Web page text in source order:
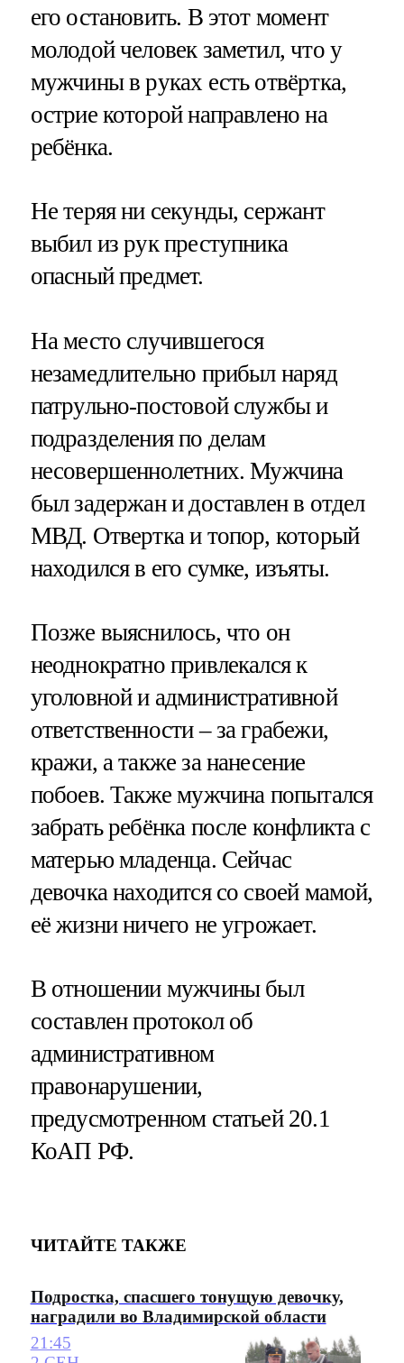
его остановить. В этот момент
молодой человек заметил, что у
мужчины в руках есть отвёртка,
острие которой направлено на
ребёнка.
Не теряя ни секунды, сержант
выбил из рук преступника
опасный предмет.
На место случившегося
незамедлительно прибыл наряд
патрульно-постовой службы и
подразделения по делам
несовершеннолетних. Мужчина
был задержан и доставлен в отдел
МВД. Отвертка и топор, который
находился в его сумке, изъяты.
Позже выяснилось, что он
неоднократно привлекался к
уголовной и административной
ответственности – за грабежи,
кражи, а также за нанесение
побоев. Также мужчина попытался
забрать ребёнка после конфликта с
матерью младенца. Сейчас
девочка находится со своей мамой,
её жизни ничего не угрожает.
В отношении мужчины был
составлен протокол об
административном
правонарушении,
предусмотренном статьей 20.1
КоАП РФ.
ЧИТАЙТЕ ТАКЖЕ
Подростка, спасшего тонущую девочку,
наградили во Владимирской области
21:45